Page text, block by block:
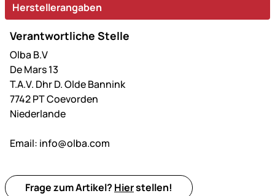
Herstellerangaben
Verantwortliche Stelle
Olba B.V
De Mars 13
T.A.V. Dhr D. Olde Bannink
7742 PT Coevorden
Niederlande
Email: info@olba.com
Frage zum Artikel? Hierstellen!